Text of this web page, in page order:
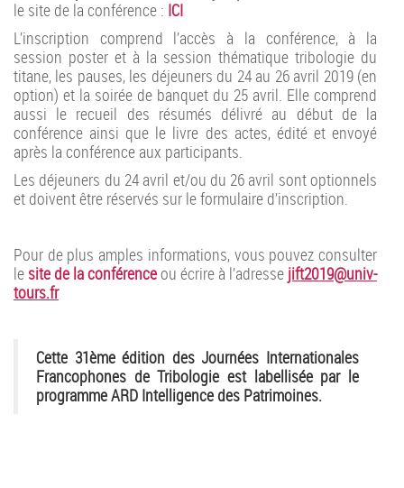
le site de la conférence : ICI
L’inscription comprend l’accès à la conférence, à la
session poster et à la session thématique tribologie du
titane, les pauses, les déjeuners du 24 au 26 avril 2019 (en
option) et la soirée de banquet du 25 avril. Elle comprend
aussi le recueil des résumés délivré au début de la
conférence ainsi que le livre des actes, édité et envoyé
après la conférence aux participants.
Les déjeuners du 24 avril et/ou du 26 avril sont optionnels
et doivent être réservés sur le formulaire d’inscription.
Pour de plus amples informations, vous pouvez consulter
le site de la conférenceou écrire à l’adresse jift2019@univ-
tours.fr
Cette 31ème édition des Journées Internationales
Francophones de Tribologie est labellisée par le
programme ARD Intelligence des Patrimoines.